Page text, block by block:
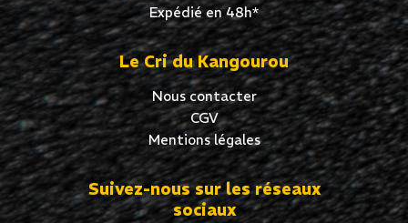
Expédié en 48h*
Le Cri du Kangourou
Nous contacter
CGV
Mentions légales
Suivez-nous sur les réseaux
sociaux